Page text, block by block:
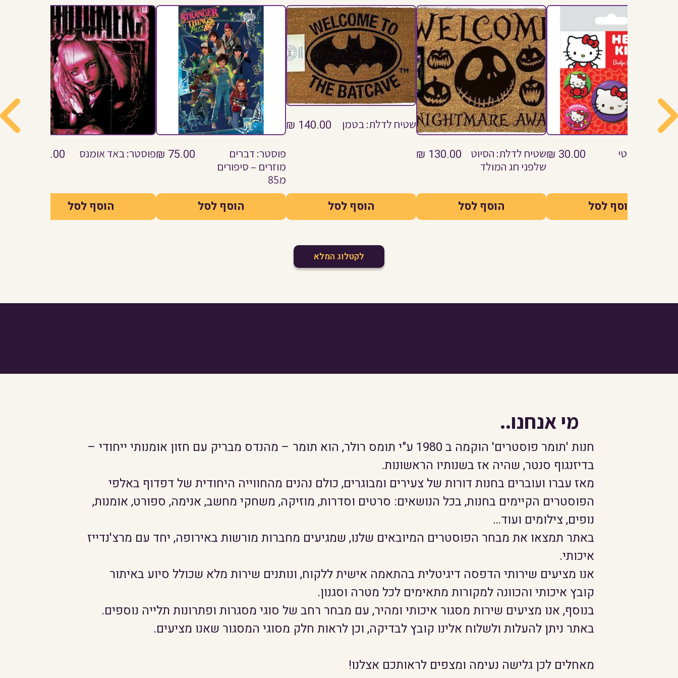
סיכות הלו קיטי 30.00
₪
הוסף לסל
שטיח לדלת: הסיוט
שלפני חג המולד
130.00
₪
הוסף לסל
שטיח לדלת: בטמן 140.00
₪
הוסף לסל
פוסטר: דברים
מוזרים – סיפורים
מ85
75.00
₪
הוסף לסל
פוסטר: באד אומנס 75.00
הוסף לסל
לקטלוג המלא
מי אנחנו..
חנות 'תומר פוסטרים' הוקמה ב 1980 ע"י תומס רולר, הוא תומר – מהנדס מבריק עם חזון אומנותי ייחודי –
בדיזנגוף סנטר, שהיה אז בשנותיו הראשונות.
מאז עברו ועוברים בחנות דורות של צעירים ומבוגרים, כולם נהנים מהחווייה היחודית של דפדוף באלפי
הפוסטרים הקיימים בחנות, בכל הנושאים: סרטים וסדרות, מוזיקה, משחקי מחשב, אנימה, ספורט, אומנות,
נופים, צילומים ועוד…
באתר תמצאו את מבחר הפוסטרים המיובאים שלנו, שמגיעים מחברות מורשות באירופה, יחד עם מרצ'נדייז
איכותי.
אנו מציעים שירותי הדפסה דיגיטלית בהתאמה אישית ללקוח, ונותנים שירות מלא שכולל סיוע באיתור
קובץ איכותי והכוונה למקורות מתאימים לכל מטרה וסגנון.
בנוסף, אנו מציעים שירות מסגור איכותי ומהיר, עם מבחר רחב של סוגי מסגרות ופתרונות תלייה נוספים.
באתר ניתן להעלות ולשלוח אלינו קובץ לבדיקה, וכן לראות חלק מסוגי המסגור שאנו מציעים.
מאחלים לכן גלישה נעימה ומצפים לראותכם אצלנו!